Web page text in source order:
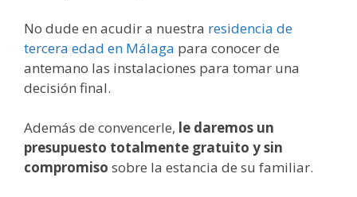
No dude en acudir a nuestra residencia de
tercera edad en Málaga para conocer de
antemano las instalaciones para tomar una
decisión final.
Además de convencerle, le daremos un
presupuesto totalmente gratuito y sin
compromiso sobre la estancia de su familiar.